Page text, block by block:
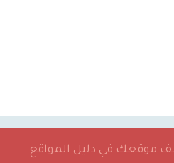
موقعك في دليل المواقع